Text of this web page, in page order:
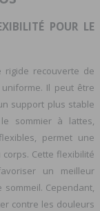
POUR LE
rigide recouverte de
Il peut être
support plus stable
sommier à lattes,
permet une
Cette flexibilité
un meilleur
Cependant,
contre les douleurs